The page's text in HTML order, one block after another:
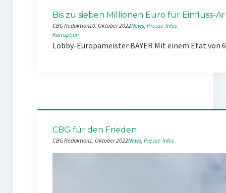
Bis zu sieben Millionen Euro für Einfluss-
CBG Redaktion10. Oktober 2022News, Presse-Infos
Korruption
Lobby-Europameister BAYER Mit einem Etat von
CBG für den Frieden
CBG Redaktion1. Oktober 2022News, Presse-Infos